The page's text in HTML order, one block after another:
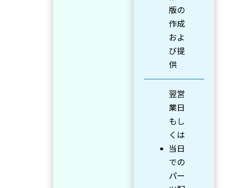
版の
作成
およ
び提
供
翌営
業日
もし
くは
当日
での
パー